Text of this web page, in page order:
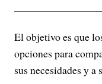
El objetivo es que
opciones para
sus necesidades y a